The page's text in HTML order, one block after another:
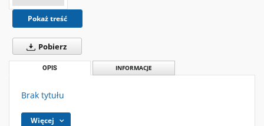
Pokaż treść
Pobierz
OPIS INFORMACJE
Brak tytułu
Więcej